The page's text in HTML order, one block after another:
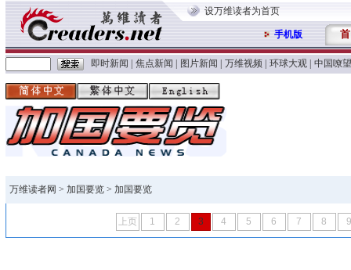
设万维读者为首页
手机版 首
即时新闻 焦点新闻 图片新闻 万维视频 环球大观 中国嘹望
万维读者网 > 加国要览 > 加国要览
上页 1 2 3 4 5 6 7 8 9